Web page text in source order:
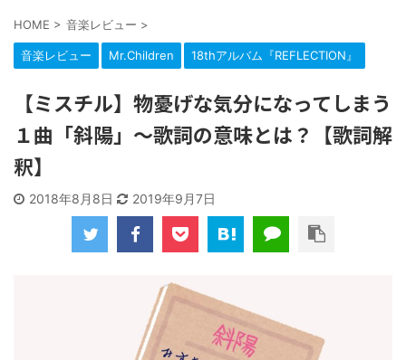
HOME > 音楽レビュー >
音楽レビュー Mr.Children 18thアルバム『REFLECTION』
【ミスチル】物憂げな気分になってしまう
１曲「斜陽」～歌詞の意味とは？【歌詞解
釈】
2018年8月8日 2019年9月7日